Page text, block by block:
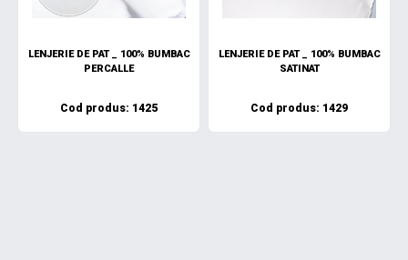
LENJERIE DE PAT _ 100% BUMBAC
PERCALLE
Cod produs: 1425
LENJERIE DE PAT _ 100% BUMBAC
SATINAT
Cod produs: 1429